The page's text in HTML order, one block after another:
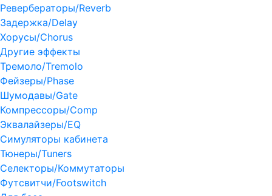
Ревербераторы/Reverb
Задержка/Delay
Хорусы/Chorus
Другие эффекты
Тремоло/Tremolo
Фейзеры/Phase
Шумодавы/Gate
Компрессоры/Comp
Эквалайзеры/EQ
Симуляторы кабинета
Тюнеры/Tuners
Селекторы/Коммутаторы
Футсвитчи/Footswitch